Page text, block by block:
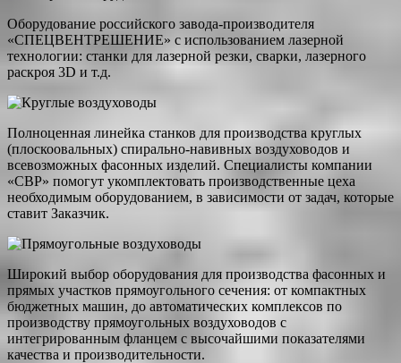
Оборудование российского завода-производителя
«СПЕЦВЕНТРЕШЕНИЕ» с использованием лазерной
технологии: станки для лазерной резки, сварки, лазерного
раскроя 3D и т.д.
Полноценная линейка станков для производства круглых
(плоскоовальных) спирально-навивных воздуховодов и
всевозможных фасонных изделий. Специалисты компании
«СВР» помогут укомплектовать производственные цеха
необходимым оборудованием, в зависимости от задач, которые
ставит Заказчик.
Широкий выбор оборудования для производства фасонных и
прямых участков прямоугольного сечения: от компактных
бюджетных машин, до автоматических комплексов по
производству прямоугольных воздуховодов с
интегрированным фланцем с высочайшими показателями
качества и производительности.